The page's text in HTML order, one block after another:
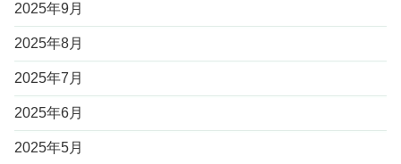
2025年9月
2025年8月
2025年7月
2025年6月
2025年5月